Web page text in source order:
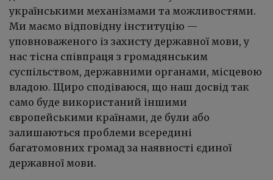
українськими механізмами та можливостями.
Ми маємо відповідну інституцію —
уповноваженого із захисту державної мови, у
нас тісна співпраця з громадянським
суспільством, державними органами, місцевою
владою. Щиро сподіваюся, що наш досвід так
само буде використаний іншими
європейськими країнами, де були або
залишаються проблеми всередині
багатомовних громад за наявності єдиної
державної мови.